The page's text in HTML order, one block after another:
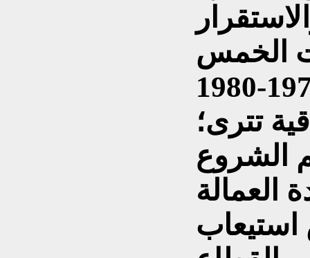
الخمس
تترى؛
الشروع
العمالة
استيعاب